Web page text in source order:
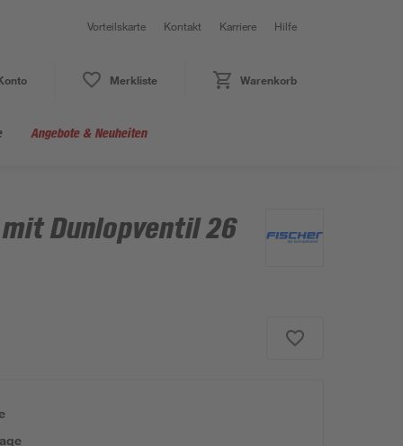
Vorteilskarte Kontakt Karriere Hilfe
Merkliste Warenkorb
Angebote & Neuheiten
Dunlopventil 26